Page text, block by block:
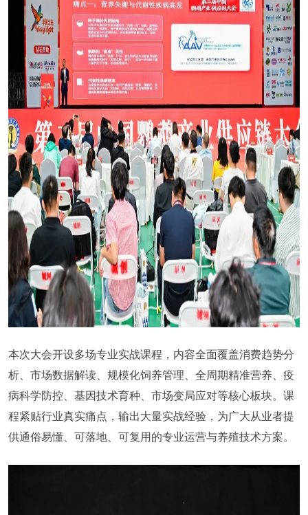
本次大会开设多场专业实战课程，内容全面覆盖消费趋势分
析、市场数据解读、规模化饲养管理、全周期精准营养、疫
病科学防控、基因技术育种、市场变局应对等核心板块。课
程紧贴行业真实痛点，输出大量实战经验，为广大从业者提
供通俗易懂、可落地、可复用的专业运营与养殖技术方案。